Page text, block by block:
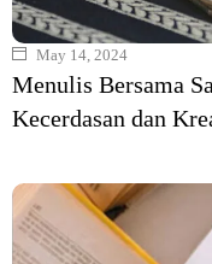
May 14, 2024
Menulis Bersama
Kecerdasan dan